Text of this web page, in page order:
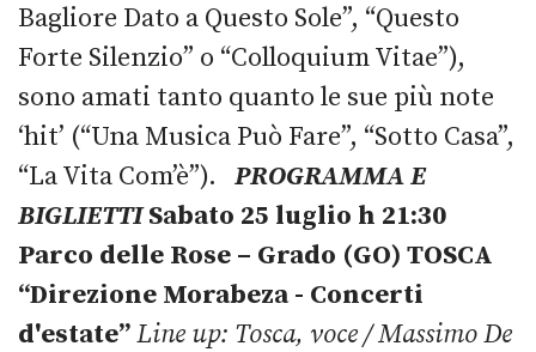
Bagliore Dato a Questo Sole”, “Questo
Forte Silenzio” o “Colloquium Vitae”),
sono amati tanto quanto le sue più note
‘hit’ (“Una Musica Può Fare”, “Sotto Casa”,
“La Vita Com’è”).
PROGRAMMA E
BIGLIETTI Sabato 25 luglio h 21:30
Parco delle Rose – Grado (GO) TOSCA
“Direzione Morabeza - Concerti
d'estate”Line up: Tosca, voce / Massimo De